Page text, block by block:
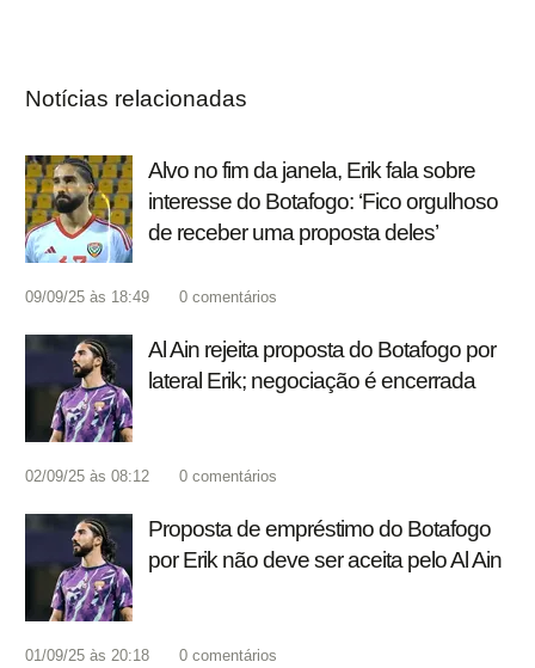
Notícias relacionadas
Alvo no fim da janela, Erik fala sobre
interesse do Botafogo: ‘Fico orgulhoso
de receber uma proposta deles’
09/09/25 às 18:49 0 comentários
Al Ain rejeita proposta do Botafogo por
lateral Erik; negociação é encerrada
02/09/25 às 08:12 0 comentários
Proposta de empréstimo do Botafogo
por Erik não deve ser aceita pelo Al Ain
01/09/25 às 20:18 0 comentários